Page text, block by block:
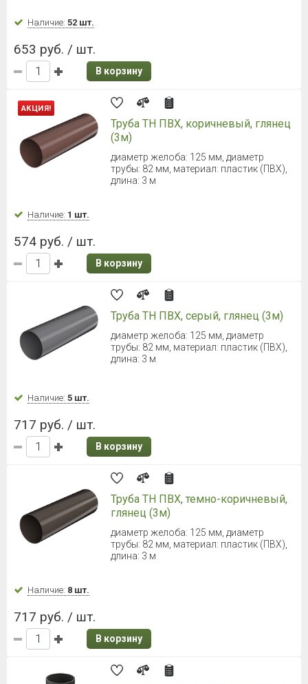
Наличие: 52 шт.
653 руб. / шт.
В корзину
АКЦИЯ!
Труба ТН ПВХ, коричневый, глянец
(3м)
диаметр желоба: 125 мм, диаметр
трубы: 82 мм, материал: пластик (ПВХ),
длина: 3 м
Наличие: 1 шт.
574 руб. / шт.
В корзину
Труба ТН ПВХ, серый, глянец (3м)
диаметр желоба: 125 мм, диаметр
трубы: 82 мм, материал: пластик (ПВХ),
длина: 3 м
Наличие: 5 шт.
717 руб. / шт.
В корзину
Труба ТН ПВХ, темно-коричневый,
глянец (3м)
диаметр желоба: 125 мм, диаметр
трубы: 82 мм, материал: пластик (ПВХ),
длина: 3 м
Наличие: 8 шт.
717 руб. / шт.
В корзину